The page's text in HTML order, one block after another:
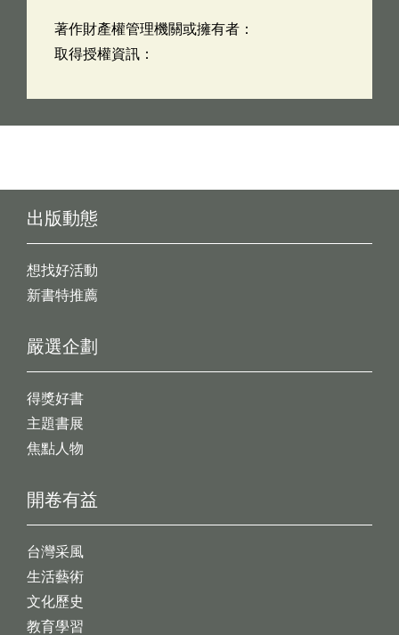
著作財產權管理機關或擁有者：
取得授權資訊：
出版動態
想找好活動
新書特推薦
開卷有益
台灣采風
生活藝術
文化歷史
教育學習
嚴選企劃
得獎好書
主題書展
焦點人物